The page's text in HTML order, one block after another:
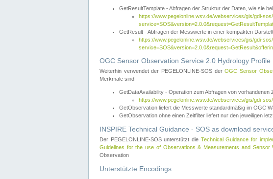
GetResultTemplate - Abfragen der Struktur der Daten, wie sie
https://www.pegelonline.wsv.de/webservices/gis/gdi-
GetResult - Abfragen der Messwerte in einer kompakten
https://www.pegelonline.wsv.de/webservices/gis/gdi-
OGC Sensor Observation Service 2.0 Hydrology Profile
Weiterhin verwendet der PEGELONLINE-SOS derOGC Sensor
Merkmale sind
GetDataAvailability - Operation zum Abfragen von vorhandenen
https://www.pegelonline.wsv.de/webservices/gis/gdi-
GetObservation liefert die Messwerte standardmäßig im OGC
GetObservation ohne einen Zeitfilter liefert nur den jeweiligen
INSPIRE Technical Guidance - SOS as download
Der PEGELONLINE-SOS unterstützt die Technical Guidance for
Guidelines for the use of Observations & Measurements and Sensor
Observation
Unterstützte Encodings